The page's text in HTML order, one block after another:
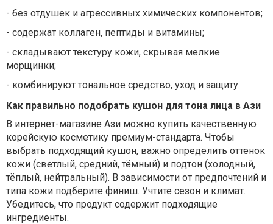
- без отдушек и агрессивных химических компонентов;
- содержат коллаген, пептиды и витамины;
- складывают текстуру кожи, скрывая мелкие
морщинки;
- комбинируют тональное средство, уход и защиту.
Как правильно подобрать кушон для тона лица в Ази
В интернет-магазине Ази можно купить качественную
корейскую косметику премиум-стандарта. Чтобы
выбрать подходящий кушон, важно определить оттенок
кожи (светлый, средний, тёмный) и подтон (холодный,
тёплый, нейтральный). В зависимости от предпочтений и
типа кожи подберите финиш. Учтите сезон и климат.
Убедитесь, что продукт содержит подходящие
ингредиенты.